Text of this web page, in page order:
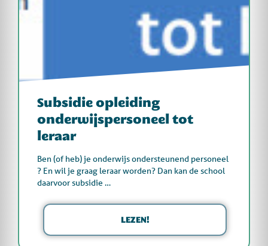
Subsidie opleiding
onderwijspersoneel tot
leraar
Ben (of heb) je onderwijs ondersteunend personeel
? En wil je graag leraar worden? Dan kan de school
daarvoor subsidie …
LEZEN!